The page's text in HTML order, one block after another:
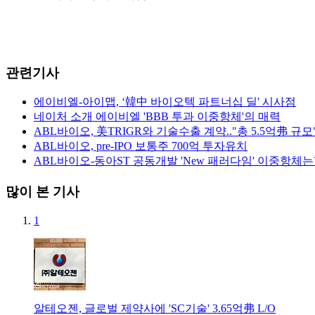
관련기사
에이비엘-아이맵, ‘韓中 바이오텍 파트너십 딜' 시사점
네이처 소개 에이비엘 'BBB 투과 이중항체'의 매력
ABL바이오, 美TRIGR와 기술수출 계약.."총 5.5억弗 규모
ABL바이오, pre-IPO 보통주 700억 투자유치
ABL바이오-동아ST 공동개발 'New 패러다임' 이중항체는
많이 본 기사
1
알테오젠, 글로벌 제약사에 'SC기술' 3.65억弗 L/O